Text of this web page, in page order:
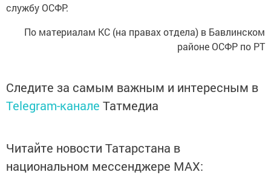
службу ОСФР.
По материалам КС (на правах отдела) в Бавлинском
районе ОСФР по РТ
Следите за самым важным и интересным в
Telegram-канале Татмедиа
Читайте новости Татарстана в
национальном мессенджере MАХ: